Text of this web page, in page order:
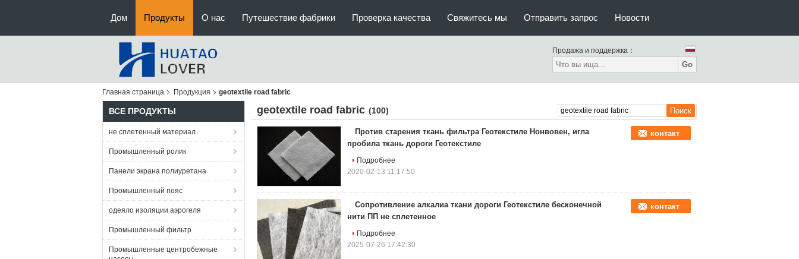
Дом Продукты О нас Путешествие фабрики Проверка качества Свяжитесь мы Отправить запрос Новости
Продажа и поддержка：
Go
Главная страница Продукция geotextile road fabric
ВСЕ ПРОДУКТЫ
не сплетенный материал
Промышленный ролик
Панели экрана полиуретана
Промышленный пояс
одеяло изоляции аэрогеля
Промышленный фильтр
Промышленные центробежные
geotextile road fabric (100)
Против старения ткань фильтра Геотекстиле Нонвовен, игла
пробила ткань дороги Геотекстиле
контакт
Подробнее
2020-02-13 11:17:50
Сопротивление алкалиа ткани дороги Геотекстиле бесконечной
нити ПП не сплетенное
контакт
Подробнее
2025-07-26 17:42:30